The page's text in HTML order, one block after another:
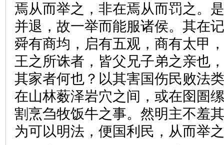
焉从而举之，非在焉从而罚之。
并退，故一举而能服诸侯。其在
舜有商均，启有五观，商有太甲
王之所诛者，皆父兄子弟之亲也
其家者何也？以其害国伤民败法
在山林薮泽岩穴之间，或在囹圄
割烹刍牧饭牛之事。然明主不羞
为可以明法，便国利民，从而